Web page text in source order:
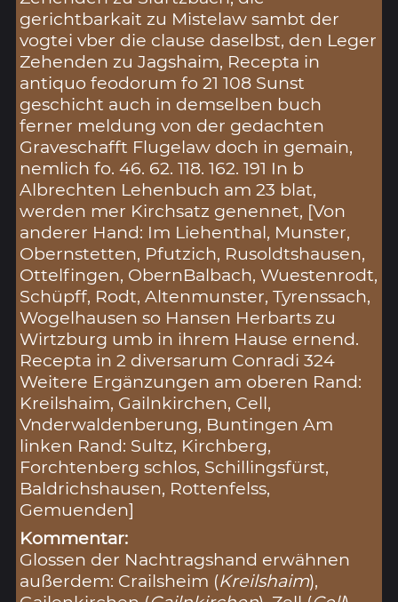
gerichtbarkait zu Mistelaw sambt der
vogtei vber die clause daselbst, den Leger
Zehenden zu Jagshaim, Recepta in
antiquo feodorum fo 21 108 Sunst
geschicht auch in demselben buch
ferner meldung von der gedachten
Graveschafft Flugelaw doch in gemain,
nemlich fo. 46. 62. 118. 162. 191 In b
Albrechten Lehenbuch am 23 blat,
werden mer Kirchsatz genennet, [Von
anderer Hand: Im Liehenthal, Munster,
Obernstetten, Pfutzich, Rusoldtshausen,
Ottelfingen, ObernBalbach, Wuestenrodt,
Schüpff, Rodt, Altenmunster, Tyrenssach,
Wogelhausen so Hansen Herbarts zu
Wirtzburg umb in ihrem Hause ernend.
Recepta in 2 diversarum Conradi 324
Weitere Ergänzungen am oberen Rand:
Kreilshaim, Gailnkirchen, Cell,
Vnderwaldenberung, Buntingen Am
linken Rand: Sultz, Kirchberg,
Forchtenberg schlos, Schillingsfürst,
Baldrichshausen, Rottenfelss,
Gemuenden]
Kommentar:
Glossen der Nachtragshand erwähnen
außerdem: Crailsheim (Kreilshaim),